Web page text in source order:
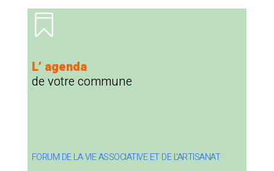

L’ agenda
de votre commune
FORUM DE LA VIE ASSOCIATIVE ET DE L'ARTISANAT